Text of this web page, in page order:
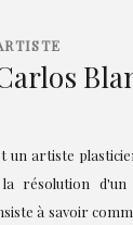
un artiste
résolution
à savoir